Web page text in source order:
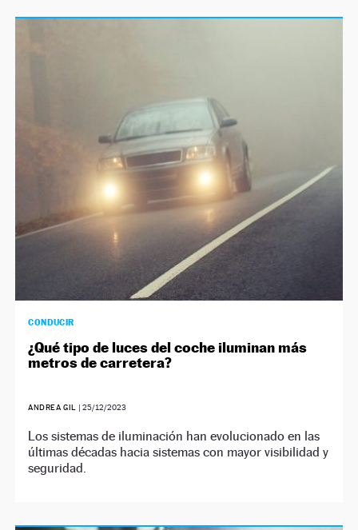
CONDUCIR
¿Qué tipo de luces del coche iluminan más
metros de carretera?
ANDREA GIL | 25/12/2023
Los sistemas de iluminación han evolucionado en las
últimas décadas hacia sistemas con mayor visibilidad y
seguridad.